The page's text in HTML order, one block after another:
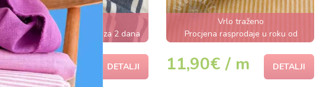
Vrlo traženo
Procijenjeno rasprodano za 2 dana
11,90€ / m DETALJI
Vrlo traženo
Procjena rasprodaje u roku od
nekoliko sati
11,90€ / m DETALJI